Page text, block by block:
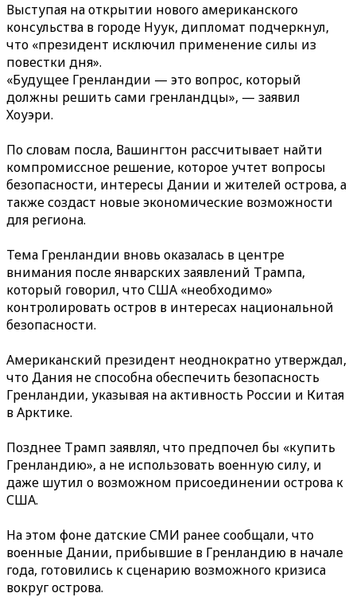
Выступая на открытии нового американского
консульства в городе Нуук, дипломат подчеркнул,
что «президент исключил применение силы из
повестки дня».
«Будущее Гренландии — это вопрос, который
должны решить сами гренландцы», — заявил
Хоуэри.
По словам посла, Вашингтон рассчитывает найти
компромиссное решение, которое учтет вопросы
безопасности, интересы Дании и жителей острова, а
также создаст новые экономические возможности
для региона.
Тема Гренландии вновь оказалась в центре
внимания после январских заявлений Трампа,
который говорил, что США «необходимо»
контролировать остров в интересах национальной
безопасности.
Американский президент неоднократно утверждал,
что Дания не способна обеспечить безопасность
Гренландии, указывая на активность России и Китая
в Арктике.
Позднее Трамп заявлял, что предпочел бы «купить
Гренландию», а не использовать военную силу, и
даже шутил о возможном присоединении острова к
США.
На этом фоне датские СМИ ранее сообщали, что
военные Дании, прибывшие в Гренландию в начале
года, готовились к сценарию возможного кризиса
вокруг острова.